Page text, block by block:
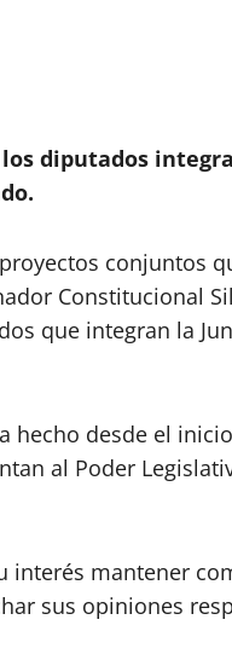
diputados
conjuntos
Constitucional
que integran la
hecho desde el
al Poder
interés mantener
sus opiniones